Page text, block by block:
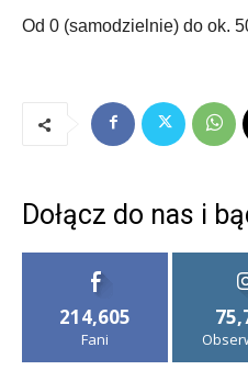
Od 0 (samodzielnie) do ok.
Dołącz do nas i
214,605
Fani